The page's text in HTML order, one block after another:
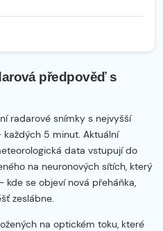
předpověď s
radarové snímky s nejvyšší
5 minut. Aktuální
data vstupují do
na neuronových sítích, který
kde se objeví nová přeháňka,
zeslábne.
na optickém toku, které